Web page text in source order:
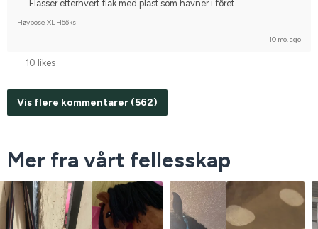
Flasser etterhvert flak med plast som havner i fôret
Høypose XL Hööks
10 mo. ago
10 likes
Vis flere kommentarer (562)
Mer fra vårt fellesskap